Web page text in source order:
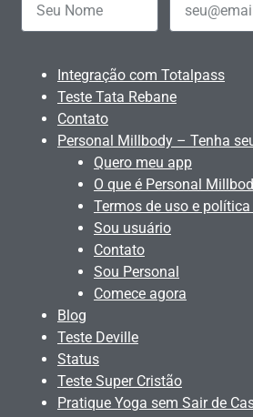
Integração com Totalpass
Teste Tata Rebane
Contato
Personal Millbody – Tenha
Quero meu app
O que é Personal
Termos de uso e
Sou usuário
Contato
Sou Personal
Comece agora
Blog
Teste Deville
Status
Teste Super Cristão
Pratique Yoga sem Sair de